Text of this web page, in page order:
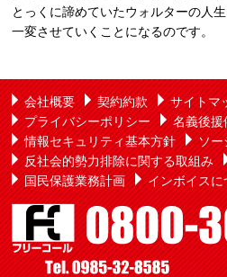
とっくに諦めていたウォルターの人
一変させていくことになるのです。
会社概要 契約約款 サイトマ
プライバシーポリシー
名義後援
情報セキュリティ基本方針
ソー
反社会的勢力排除に関する取組み
国民保護業務計画
インボイスに